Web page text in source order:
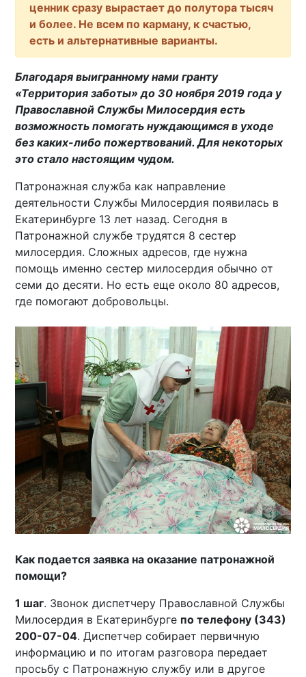
ценник сразу вырастает до полутора тысяч
и более. Не всем по карману, к счастью,
есть и альтернативные варианты.
Благодаря выигранному нами гранту
«Территория заботы» до 30 ноября 2019 года у
Православной Службы Милосердия есть
возможность помогать нуждающимся в уходе
без каких-либо пожертвований. Для некоторых
это стало настоящим чудом.
Патронажная служба как направление
деятельности Службы Милосердия появилась в
Екатеринбурге 13 лет назад. Сегодня в
Патронажной службе трудятся 8 сестер
милосердия. Сложных адресов, где нужна
помощь именно сестер милосердия обычно от
семи до десяти. Но есть еще около 80 адресов,
где помогают добровольцы.
Как подается заявка на оказание патронажной
помощи?
1 шаг. Звонок диспетчеру Православной Службы
Милосердия в Екатеринбурге по телефону (343)
200-07-04. Диспетчер собирает первичную
информацию и по итогам разговора передает
просьбу с Патронажную службу или в другое